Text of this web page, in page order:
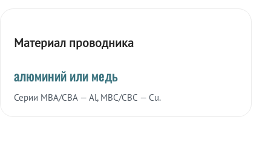
Материал проводника
алюминий или медь
Серии МВА/СВА — Al, МВС/СВС — Cu.